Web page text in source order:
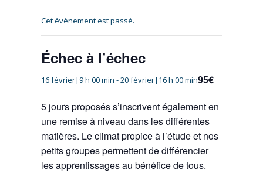
Cet évènement est passé.
Échec à l’échec
16 février|9 h 00 min -20 février|16 h 00 min95€
5 jours proposés s’inscrivent également en
une remise à niveau dans les différentes
matières. Le climat propice à l’étude et nos
petits groupes permettent de différencier
les apprentissages au bénéfice de tous.